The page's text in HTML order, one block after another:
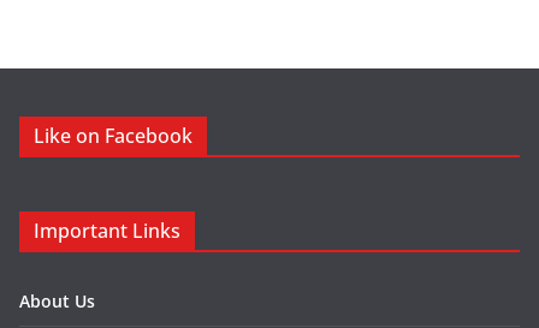
Like on Facebook
Important Links
About Us